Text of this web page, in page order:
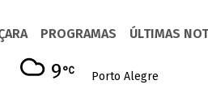
PROGRAMAS ÚLTIMAS
Porto Alegre
9